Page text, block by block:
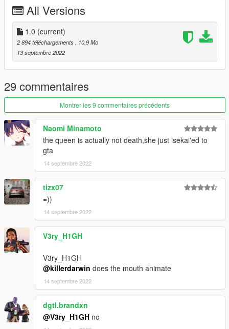
All Versions
1.0 (current)
2 894 téléchargements
, 10,9 Mo
13 septembre 2022
29 commentaires
Montrer les 9 commentaires précédents
Naomi Minamoto
the queen is actually not death,she just isekai'ed to
gta
14 septembre 2022
tizx07
=))
14 septembre 2022
V3ry_H1GH
V3ry_H1GH
@killerdarwin does the mouth animate
14 septembre 2022
dgtl.brandxn
@V3ry_H1GH no